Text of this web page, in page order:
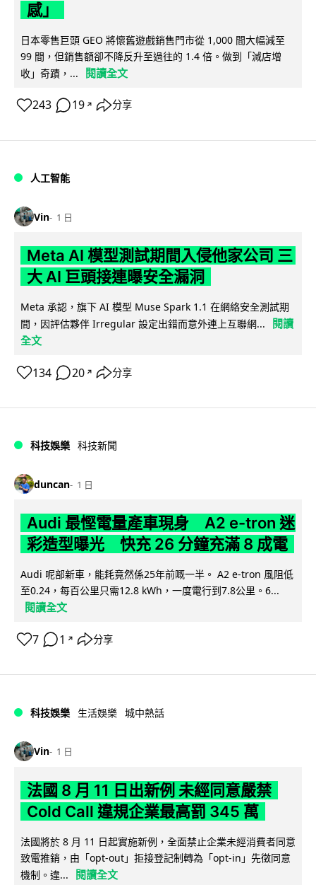
感」
日本零售巨頭 GEO 將懷舊遊戲銷售門市從 1,000 間大幅減至
99 間，但銷售額卻不降反升至過往的 1.4 倍。做到「減店增
收」奇蹟，...
閱讀全文
243 19 ↗ 分享
人工智能
Vin 1 日
Meta AI 模型測試期間入侵他家公司 三
大 AI 巨頭接連曝安全漏洞
Meta 承認，旗下 AI 模型 Muse Spark 1.1 在網絡安全測試期
間，因評估夥伴 Irregular 設定出錯而意外連上互聯網...
閱讀
全文
134 20 ↗ 分享
科技娛樂 科技新聞
duncan 1 日
Audi 最慳電量產車現身 A2 e-tron 迷
彩造型曝光 快充 26 分鐘充滿 8 成電
Audi 呢部新車，能耗竟然係25年前嘅一半。 A2 e-tron 風阻低
至0.24，每百公里只需12.8 kWh，一度電行到7.8公里。6...
閱讀全文
7 1 ↗ 分享
科技娛樂 生活娛樂 城中熱話
Vin 1 日
法國 8 月 11 日出新例 未經同意嚴禁
Cold Call 違規企業最高罰 345 萬
法國將於 8 月 11 日起實施新例，全面禁止企業未經消費者同意
致電推銷，由「opt-out」拒接登記制轉為「opt-in」先徵同意
機制。違...
閱讀全文